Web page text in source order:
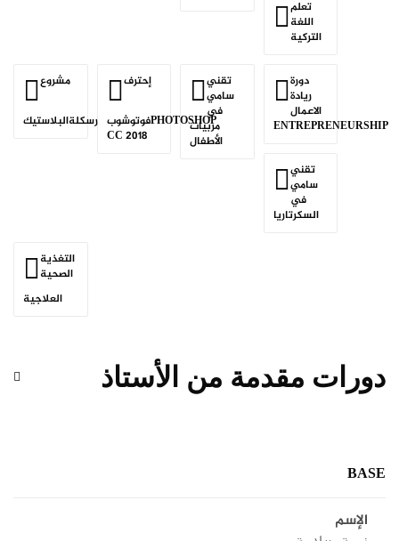
تعلم
اللغة
التركية
مشروع
رسكلةالبلاستيك
إحترف
فوتوشوبPHOTOSHOP
CC 2018
تقني
سامي
في
مربيات
الأطفال
دورة
ريادة
الاعمال
ENTREPRENEURSHIP
تقني
سامي
في
السكرتاريا
التغذية
الصحية
العلاجية
دورات مقدمة من الأستاذ
BASE
الإسم